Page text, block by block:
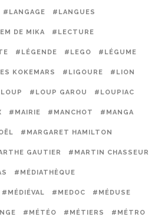
#LANGAGE #LANGUES
DE MIKA #LECTURE
#LÉGENDE #LEGO #LÉGUME
KOKEMARS #LIGOURE #LION
#LOUP GAROU #LOUPIAC
#MAIRIE #MANCHOT #MANGA
#MARGARET HAMILTON
GAUTIER #MARTIN CHASSEUR
#MÉDIATHÈQUE
#MÉDIÉVAL #MEDOC #MÉDUSE
#MÉTÉO #MÉTIERS #MÉTRO